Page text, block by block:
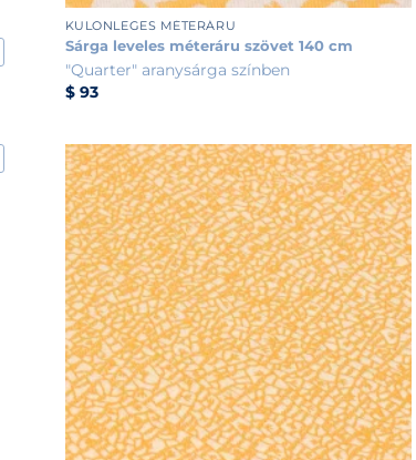
KÜLÖNLEGES MÉTERÁRU
Sárga leveles méteráru szövet 140 cm
"Quarter" aranysárga színben
$93